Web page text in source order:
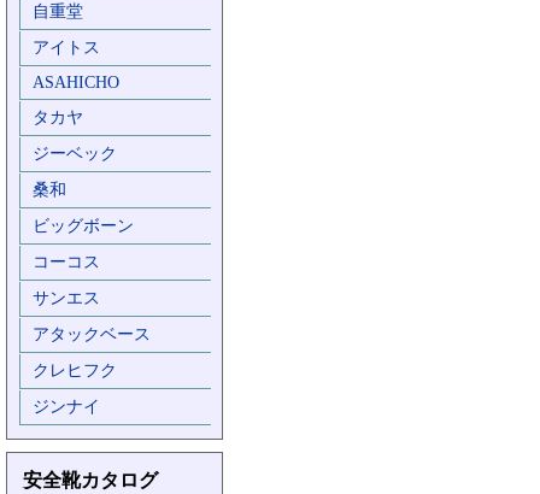
自重堂
アイトス
ASAHICHO
タカヤ
ジーベック
桑和
ビッグボーン
コーコス
サンエス
アタックベース
クレヒフク
ジンナイ
安全靴カタログ